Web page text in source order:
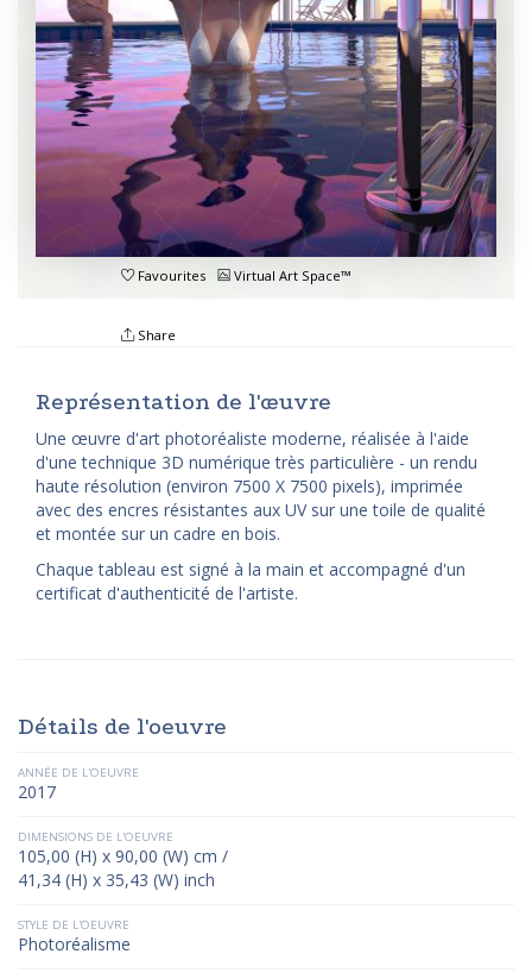
Favourites Virtual Art Space™
Share
Représentation de l'œuvre
Une œuvre d'art photoréaliste moderne, réalisée à l'aide
d'une technique 3D numérique très particulière - un rendu
haute résolution (environ 7500 X 7500 pixels), imprimée
avec des encres résistantes aux UV sur une toile de qualité
et montée sur un cadre en bois.
Chaque tableau est signé à la main et accompagné d'un
certificat d'authenticité de l'artiste.
Détails de l'oeuvre
ANNÉE DE L'OEUVRE
2017
DIMENSIONS DE L'OEUVRE
105,00 (H) x 90,00 (W) cm /
41,34 (H) x 35,43 (W) inch
STYLE DE L'OEUVRE
Photoréalisme